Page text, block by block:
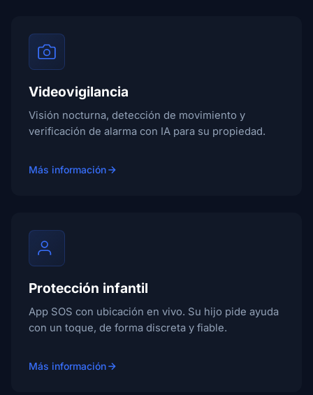
Videovigilancia
Visión nocturna, detección de movimiento y
verificación de alarma con IA para su propiedad.
Más información
Protección infantil
App SOS con ubicación en vivo. Su hijo pide ayuda
con un toque, de forma discreta y fiable.
Más información